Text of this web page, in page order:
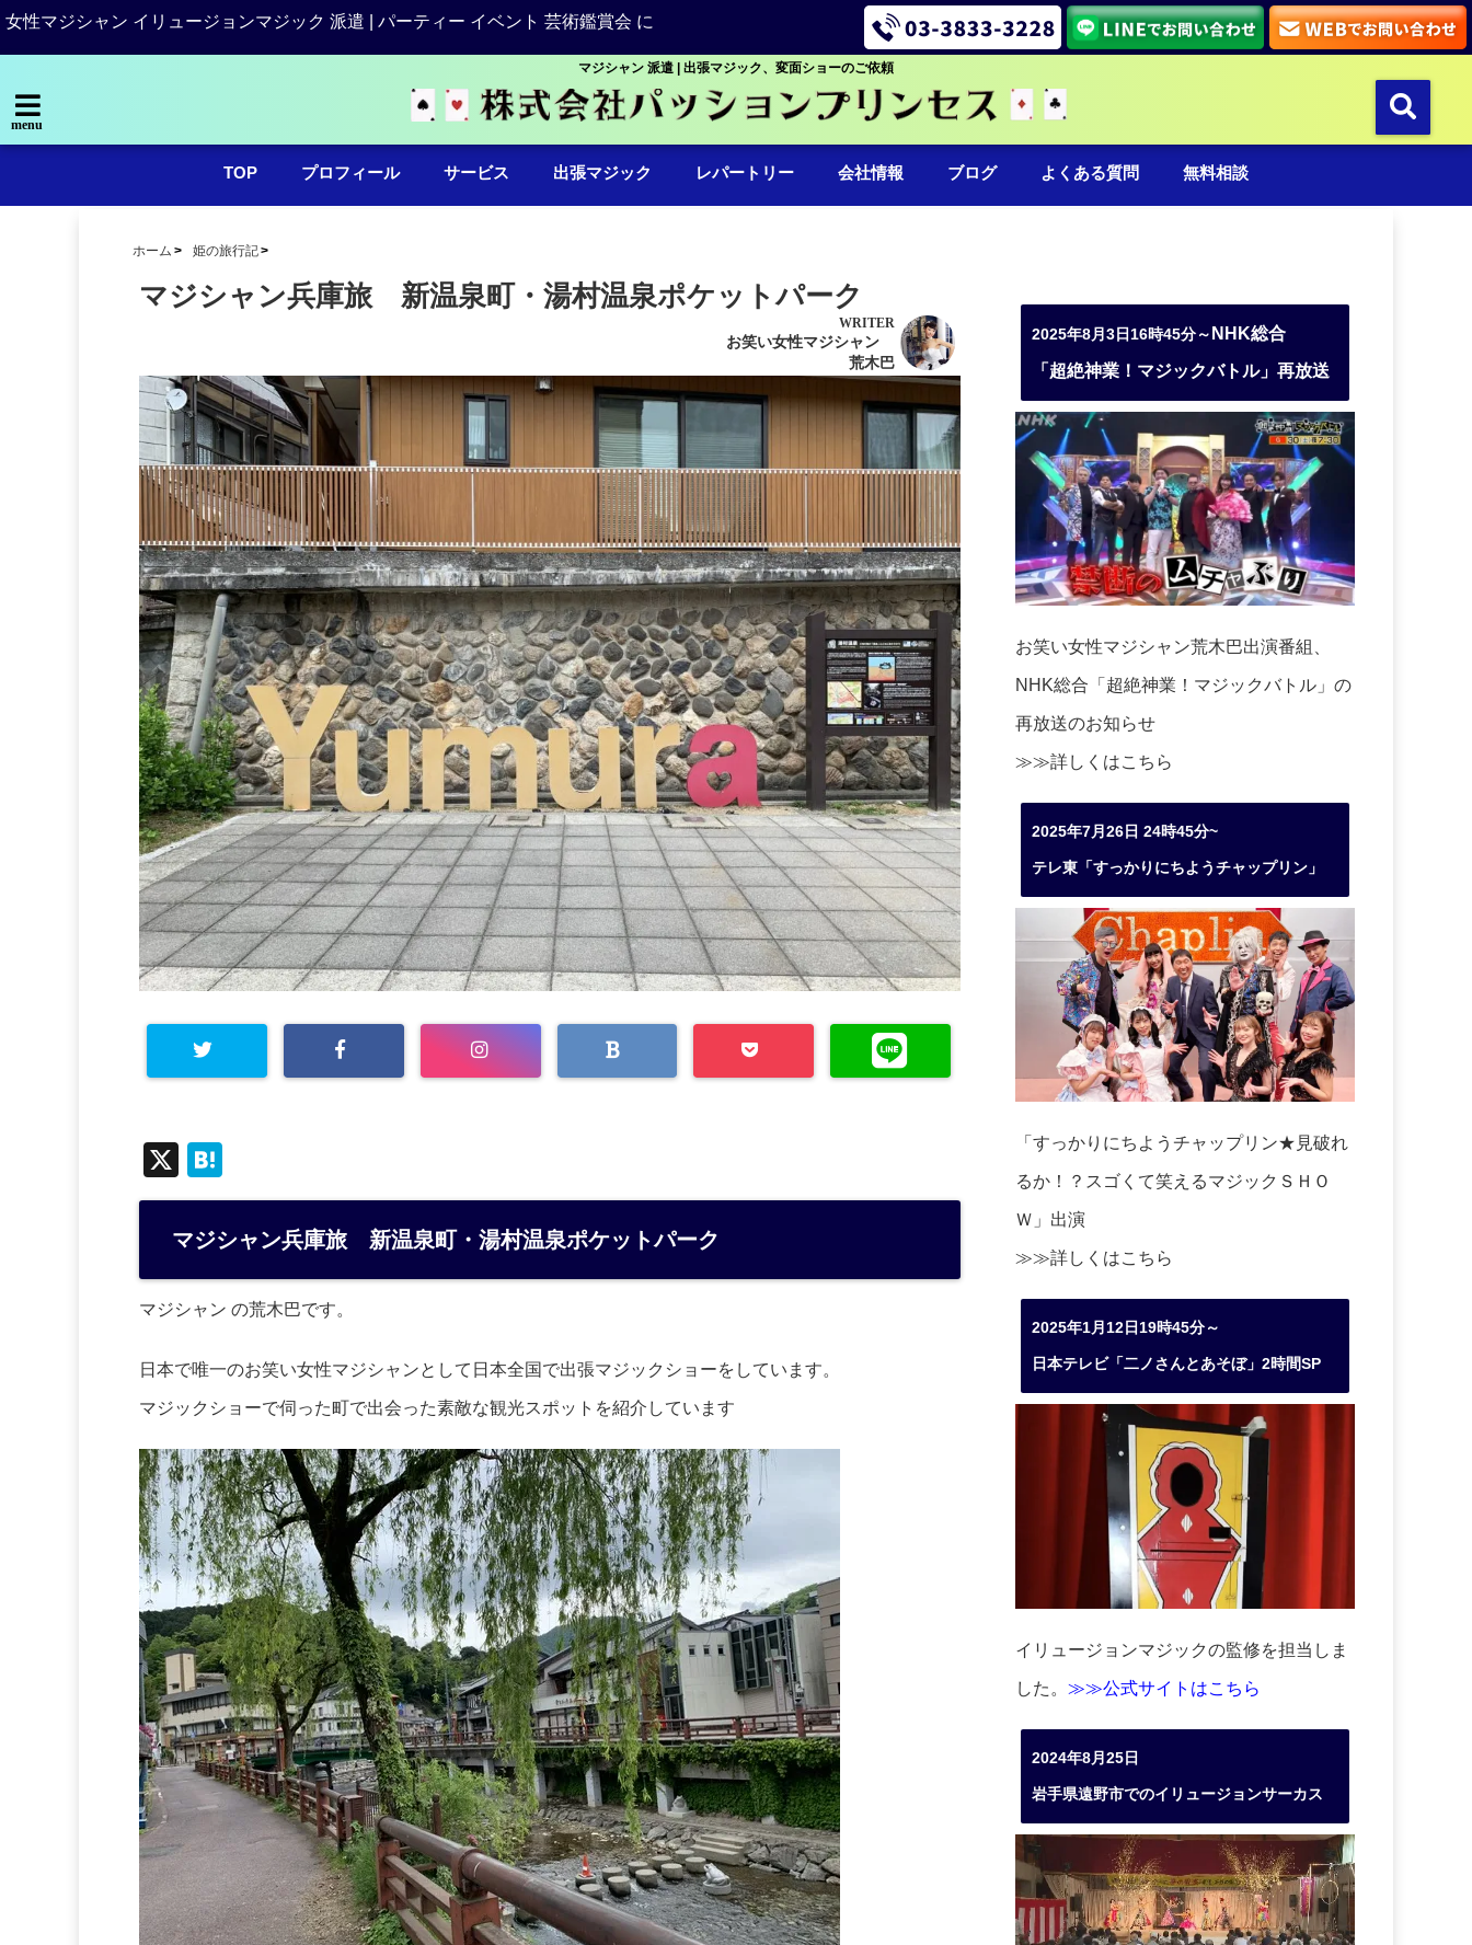
女性マジシャン イリュージョンマジック 派遣 | パーティー イベント 芸術鑑賞会 に
マジシャン 派遣 | 出張マジック、変面ショーのご依頼
menu
TOP プロフィール サービス 出張マジック レパートリー 会社情報 ブログ よくある質問 無料相談
ホーム 姫の旅行記
マジシャン兵庫旅 新温泉町・湯村温泉ポケットパーク
WRITER
お笑い女性マジシャン
荒木巴
X
at
e
a
マジシャン兵庫旅 新温泉町・湯村温泉ポケットパーク
マジシャン の荒木巴です。
日本で唯一のお笑い女性マジシャンとして日本全国で出張マジックショーをしています。
マジックショーで伺った町で出会った素敵な観光スポットを紹介しています
2025年8月3日16時45分～ NHK総合
「超絶神業！マジックバトル」再放送
お笑い女性マジシャン荒木巴出演番組、
NHK総合「超絶神業！マジックバトル」の
再放送のお知らせ
≫≫詳しくはこちら
2025年7月26日 24時45分~
テレ東「すっかりにちようチャップリン」
「すっかりにちようチャップリン★見破れ
るか！？スゴくて笑えるマジックＳＨＯ
Ｗ」出演
≫≫詳しくはこちら
2025年1月12日19時45分～
日本テレビ「二ノさんとあそぼ」2時間SP
イリュージョンマジックの監修を担当しま
した。 ≫≫公式サイトはこちら
2024年8月25日
岩手県遠野市でのイリュージョンサーカス